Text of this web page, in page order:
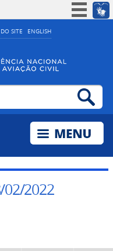
SITE ENGLISH
Simplifique!
Acesso à informação
Legislação
02/2022